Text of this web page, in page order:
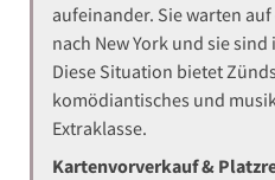
aufeinander. Sie warten
nach New York und sie
Diese Situation bietet
komödiantisches und
Extraklasse.
Kartenvorverkauf &